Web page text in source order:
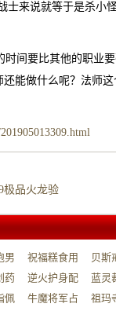
来说就等于是杀小
间要比其他的职业
能做什么呢？法师
极品火龙验
男
祝福糕食用
帮…
贝斯
开…
药
逆火护身配
祝…
蓝灵
台…
佩
牛魔将军占
祖玛